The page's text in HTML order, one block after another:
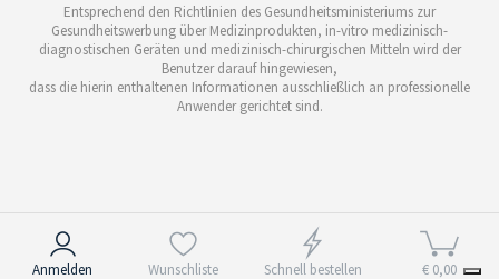
Anmelden Wunschliste Schnell bestellen € 0,00
Entsprechend den Richtlinien des Gesundheitsministeriums zur
Gesundheitswerbung über Medizinprodukten, in-vitro medizinisch-
diagnostischen Geräten und medizinisch-chirurgischen Mitteln wird der
Benutzer darauf hingewiesen,
dass die hierin enthaltenen Informationen ausschließlich an professionelle
Anwender gerichtet sind.
Hinweis bei Erhebung